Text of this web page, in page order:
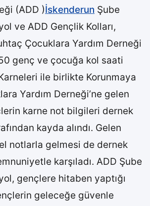
(ADD )İskenderun Şube
ve ADD Gençlik Kolları,
Çocuklara Yardım Derneği
genç ve çocuğa kol saati
ile birlikte Korunmaya
Yardım Derneği’ne gelen
karne not bilgileri dernek
kayda alındı. Gelen
notlarla gelmesi de dernek
karşıladı. ADD Şube
gençlere hitaben yaptığı
geleceğe güvenle